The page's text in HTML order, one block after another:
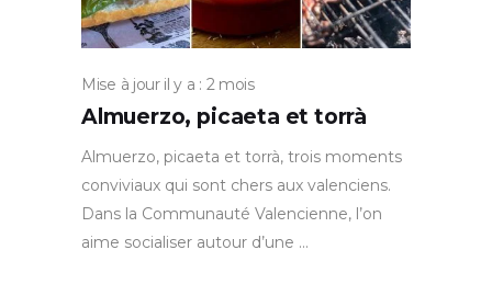
Mise à jour il y a : 2 mois
Almuerzo, picaeta et torrà
Almuerzo, picaeta et torrà, trois moments
conviviaux qui sont chers aux valenciens.
Dans la Communauté Valencienne, l’on
aime socialiser autour d’une